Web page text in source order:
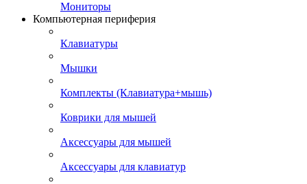
Мониторы
Компьютерная периферия
Клавиатуры
Мышки
Комплекты (Клавиатура+мышь)
Коврики для мышей
Аксессуары для мышей
Аксессуары для клавиатур